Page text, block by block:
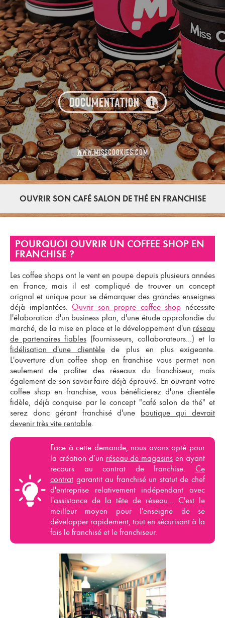
DOCUMENTATION
WWW.MISSCOOKIES.COM
OUVRIR SON CAFÉ SALON DE THÉ EN FRANCHISE
POURQUOI OUVRIR UN COFFEE SHOP EN
FRANCHISE ?
Lescoffee shops ont le vent en poupe depuis plusieurs années
en France, mais il est compliqué de trouver un concept
orignal et unique pour se démarquer des grandes enseignes
déjà implantées.Ouvrir son propre coffee shop nécessite
l'élaboration d'un business plan, d'une étude approfondie du
marché, de la mise en place et le développement d'un réseau
de partenaires fiables (fournisseurs, collaborateurs...) et la
fidélisation d'une clientèlede plus en plus exigeante.
L'ouverture d'un coffee shop en franchise vous permet non
seulement de profiter des réseaux du franchiseur, mais
également de son savoir-faire déjà éprouvé. Enouvrant votre
coffee shop en franchise, vous bénéficierez d'une clientèle
fidèle, déjà conquise par le concept "café salon de thé" et
serez donc gérant franchiséd'une boutique qui devrait
devenir très vite rentable
Face à cette demande, nous avons opté pour
la création d’un réseau de magasins en ayant
recours aucontrat de franchise .Ce
contrat garantit au franchisé un statut de chef
d'entreprise relativement indépendant avec
l'assistance de la tête de réseau... C'est le
meilleur moyen pour l'enseigne de se
développer rapidement, tout en sécurisant à la
fois le franchisé et le franchiseur.